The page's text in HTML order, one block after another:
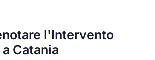
l'Intervento
Catania